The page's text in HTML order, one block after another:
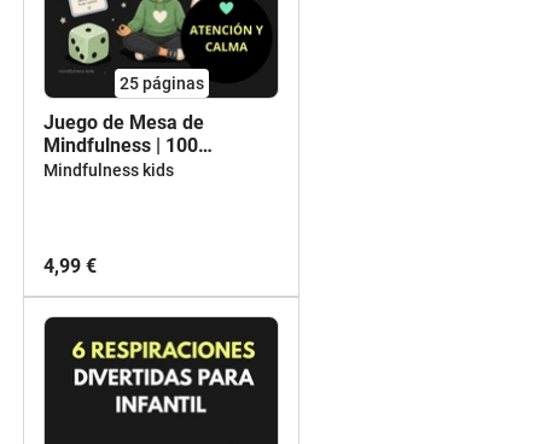
25páginas
Juego de Mesa de
Mindfulness | 100
Actividades para Trabajar
Mindfulness kids
4,99 €